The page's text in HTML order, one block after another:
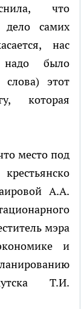
что
самих
нас
надо было
этот
которая
место под
А.А.
мэра
и
Т.И.